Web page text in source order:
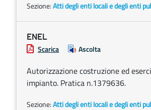
Sezione:Atti degli enti locali e degli enti
ENEL
Scarica Ascolta
Autorizzazione costruzione ed
impianto. Pratica n.1379636.
Sezione:Atti degli enti locali e degli enti